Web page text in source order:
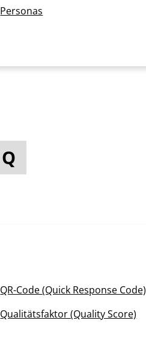
Personas
Q
QR-Code (Quick Response Code)
Qualitätsfaktor (Quality Score)